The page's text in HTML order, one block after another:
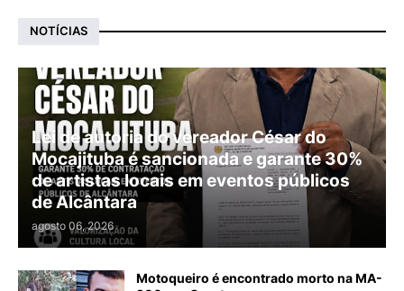
NOTÍCIAS
Lei de autoria do vereador César do
Mocajituba é sancionada e garante 30%
de artistas locais em eventos públicos
de Alcântara
agosto 06, 2026
Motoqueiro é encontrado morto na MA-